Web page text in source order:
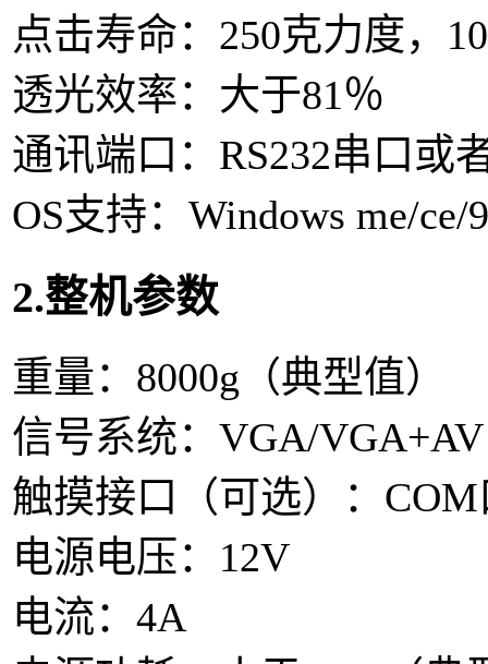
点击寿命：250克力度，
透光效率：大于81％
通讯端口：RS232串口或
OS支持：Windows me/
2.整机参数
重量：8000g（典型值）
信号系统：VGA/VGA+AV
触摸接口（可选）：
电源电压：12V
电流：4A